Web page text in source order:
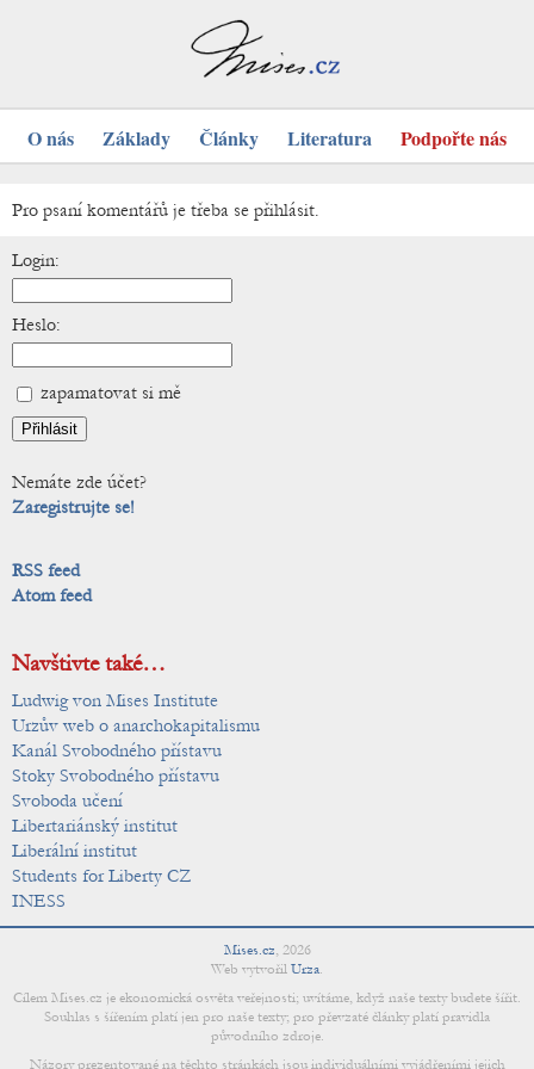
O nás Základy Články Literatura Podpořte nás
Pro psaní komentářů je třeba se přihlásit.
Login:
Heslo:
zapamatovat si mě
Nemáte zde účet?
Zaregistrujte se!
RSS feed
Atom feed
Navštivte také…
Ludwig von Mises Institute
Urzův web o anarchokapitalismu
Kanál Svobodného přístavu
Stoky Svobodného přístavu
Svoboda učení
Libertariánský institut
Liberální institut
Students for Liberty CZ
INESS
Mises.cz, 2026
Web vytvořil Urza.
Cílem Mises.cz je ekonomická osvěta veřejnosti; uvítáme, když naše texty budete šířit.
Souhlas s šířením platí jen pro naše texty; pro převzaté články platí pravidla
původního zdroje.
Názory prezentované na těchto stránkách jsou individuálními vyjádřeními jejich